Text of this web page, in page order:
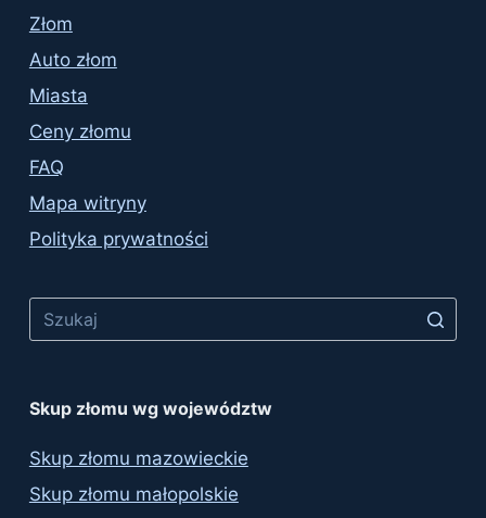
Złom
Auto złom
Miasta
Ceny złomu
FAQ
Mapa witryny
Polityka prywatności
Skup złomu wg województw
Skup złomu mazowieckie
Skup złomu małopolskie